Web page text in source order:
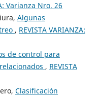
Varianza Nro. 26
Algunas
, REVISTA VARIANZA:
de control para
, REVISTA
Clasificación